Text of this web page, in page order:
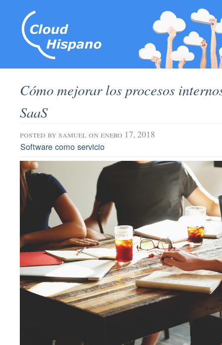
Cómo mejorar los procesos
SaaS
posted by samuel on enero 17, 2018
Software como servicio